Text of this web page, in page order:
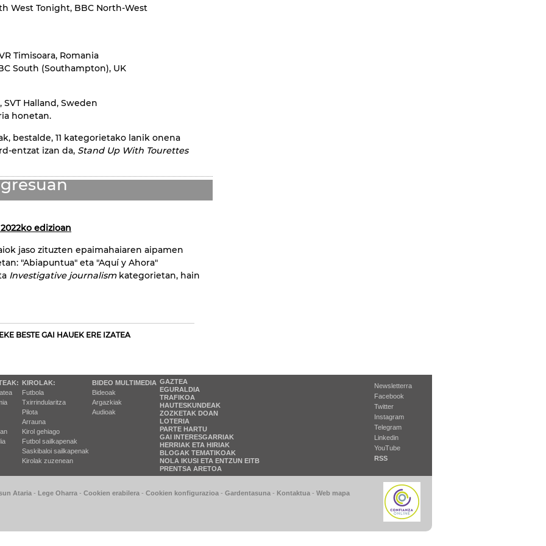
West Tonight, BBC North-West
Timisoara, Romania
South (Southampton), UK
Halland, Sweden
honetan.
bestalde, 11 kategorietako lanik onena
entzat izan da, Stand Up With Tourettes
Prix CIRCOM
edizioan
jaso zituzten epaimahaiaren aipamen
"Abiapuntua" eta "Aquí y Ahora"
Investigative journalismkategorietan, hain
BESTE GAI HAUEK ERE IZATEA
KIROLAK:
Futbola
Txirrindularitza
Pilota
Arrauna
Kirol gehiago
Futbol sailkapenak
Saskibaloi sailkapenak
Kirolak zuzenean
BIDEO MULTIMEDIA
Bideoak
Argazkiak
Audioak
GAZTEA
EGURALDIA
TRAFIKOA
HAUTESKUNDEAK
ZOZKETAK DOAN
LOTERIA
PARTE HARTU
GAI INTERESGARRIAK
HERRIAK ETA HIRIAK
BLOGAK TEMATIKOAK
NOLA IKUSI ETA ENTZUN EITB
PRENTSA ARETOA
Newsletterra
Facebook
Twitter
Instagram
Telegram
Linkedin
YouTube
RSS
Ataria - Lege Oharra - Cookien erabilera - Cookien konfigurazioa - Gardentasuna - Kontaktua - Web mapa